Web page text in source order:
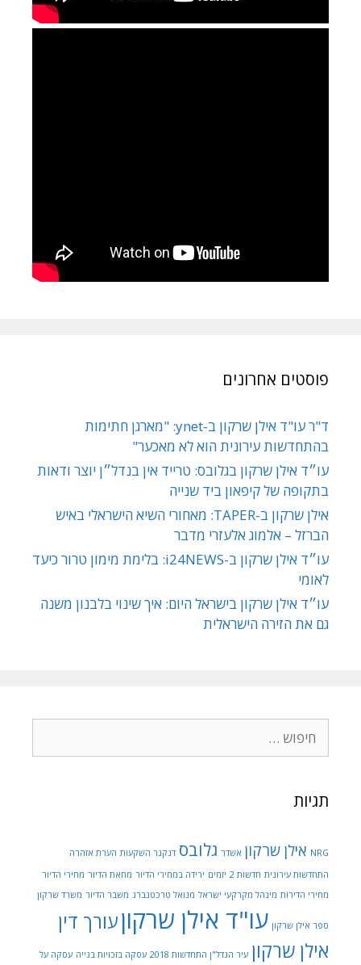
פוסטים אחרונים
ד"ר עו"ד אילן שרקון ב-ynet: "מארגן חתימות
בהתחדשות עירונית הוא לא מאכער"
עו״ד אילן שרקון בגלובס: טרייד אין בנדל״ן יוצר ודאות
בתקופה של קיפאון ביד שנייה
אילן שרקון ב-TAPER: מאחורי השיא הישראלי באיש
הברזל – אלמוג אלעזרי מדבר
עו״ד אילן שרקון ב-i24NEWS: בלימת מימון טרור כיעד
לאומי
עו״ד אילן שרקון בישראל היום: איך שינוי בלבנון משנה
גם את הזירה הישראלית
תגיות
NRG אילן שרקון אשדר גלובס דנקנר השקעות הערת אזהרה
התחדשות עירונית חדשות 2 יזמים ירידה במחירי הדיור מחאת הדיור מחירי הדיור
מחירי הדירות מינהל מקרקעי ישראל מנואל טרכטנברג משבר הדיור משרד שרקון
ספר אילן שרקון עו"ד אילן שרקוןעורך דין
אילן שרקון עיר הנדל"ן התחדשות 2018 עסקה בזכויות בנייה עסקה על